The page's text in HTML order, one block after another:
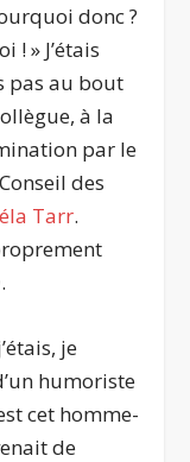
donc ?
! » J’étais
pas au bout
à la
par le
des
Tarr.
.
je
humoriste
cet homme-
de